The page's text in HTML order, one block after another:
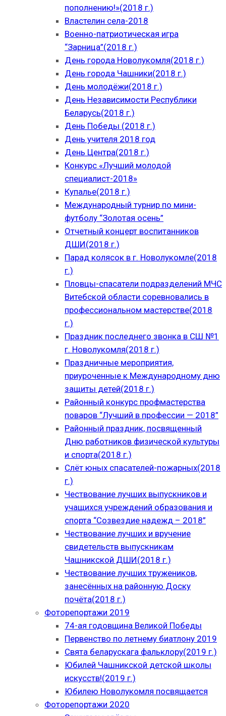
пополнению!»(2018 г.)
Властелин села-2018
Военно-патриотическая игра
“Зарница”(2018 г.)
День города Новолукомля(2018 г.)
День города Чашники(2018 г.)
День молодёжи(2018 г.)
День Независимости Республики
Беларусь(2018 г.)
День Победы (2018 г.)
День учителя 2018 год
День Центра(2018 г.)
Конкурс «Лучший молодой
специалист-2018»
Купалье(2018 г.)
Международный турнир по мини-
футболу “Золотая осень”
Отчетный концерт воспитанников
ДШИ(2018 г.)
Парад колясок в г. Новолукомле(2018
г.)
Пловцы-спасатели подразделений МЧС
Витебской области соревновались в
профессиональном мастерстве(2018
г.)
Праздник последнего звонка в СШ №1
г. Новолукомля(2018 г.)
Праздничные мероприятия,
приуроченные к Международному дню
защиты детей(2018 г.)
Районный конкурс профмастерства
поваров “Лучший в профессии — 2018”
Районный праздник, посвященный
Дню работников физической культуры
и спорта(2018 г.)
Слёт юных спасателей-пожарных(2018
г.)
Чествование лучших выпускников и
учащихся учреждений образования и
спорта “Созвездие надежд – 2018”
Чествование лучших и вручение
свидетельств выпускникам
Чашникской ДШИ(2018 г.)
Чествование лучших тружеников,
занесённых на районную Доску
почёта(2018 г.)
Фоторепортажи 2019
74-ая годовщина Великой Победы
Первенство по летнему биатлону 2019
Свята беларускага фальклору(2019 г.)
Юбилей Чашникской детской школы
искусств!(2019 г.)
Юбилею Новолукомля посвящается
Фоторепортажи 2020